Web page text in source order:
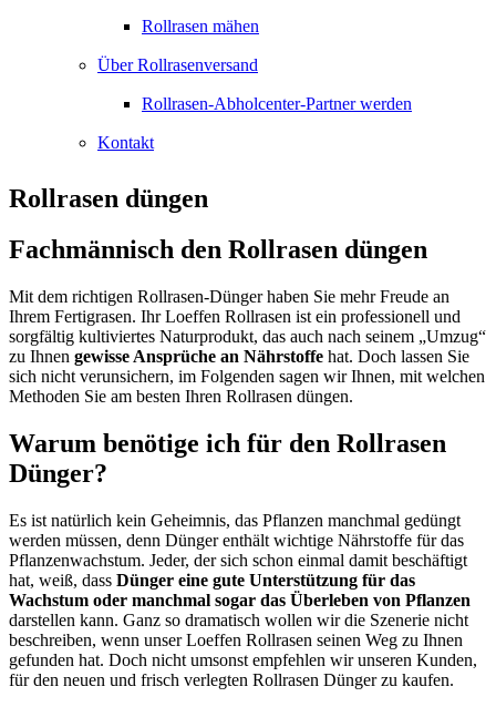
Rollrasen mähen
Über Rollrasenversand
Rollrasen-Abholcenter-Partner werden
Kontakt
Rollrasen düngen
Fachmännisch den Rollrasen düngen
Mit dem richtigen Rollrasen-Dünger haben Sie mehr Freude an
Ihrem Fertigrasen. Ihr Loeffen Rollrasen ist ein professionell und
sorgfältig kultiviertes Naturprodukt, das auch nach seinem „Umzug“
zu Ihnen gewisse Ansprüche an Nährstoffe hat. Doch lassen Sie
sich nicht verunsichern, im Folgenden sagen wir Ihnen, mit welchen
Methoden Sie am besten Ihren Rollrasen düngen.
Warum benötige ich für den Rollrasen
Dünger?
Es ist natürlich kein Geheimnis, das Pflanzen manchmal gedüngt
werden müssen, denn Dünger enthält wichtige Nährstoffe für das
Pflanzenwachstum. Jeder, der sich schon einmal damit beschäftigt
hat, weiß, dass Dünger eine gute Unterstützung für das
Wachstum oder manchmal sogar das Überleben von Pflanzen
darstellen kann. Ganz so dramatisch wollen wir die Szenerie nicht
beschreiben, wenn unser Loeffen Rollrasen seinen Weg zu Ihnen
gefunden hat. Doch nicht umsonst empfehlen wir unseren Kunden,
für den neuen und frisch verlegten Rollrasen Dünger zu kaufen.